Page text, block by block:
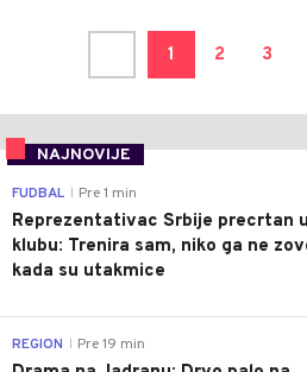
1 2 3
NAJNOVIJE
FUDBAL Pre 1 min
Reprezentativac Srbije precrtan u
klubu: Trenira sam, niko ga ne
kada su utakmice
REGION Pre 19 min